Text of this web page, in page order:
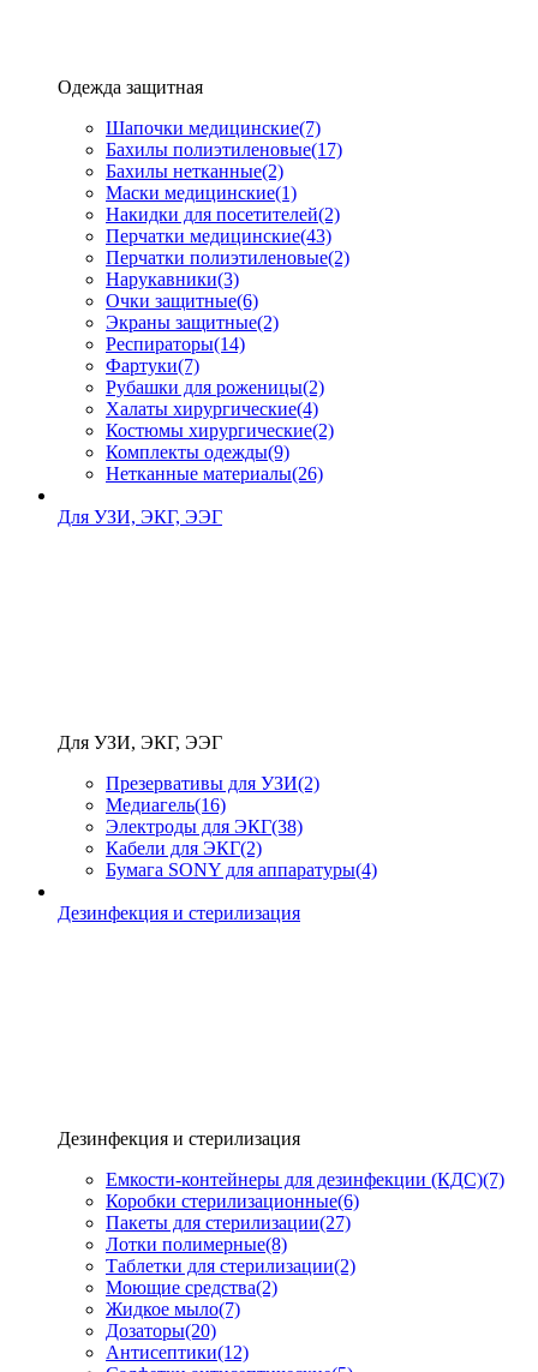
Одежда защитная
Шапочки медицинские(7)
Бахилы полиэтиленовые(17)
Бахилы нетканные(2)
Маски медицинские(1)
Накидки для посетителей(2)
Перчатки медицинские(43)
Перчатки полиэтиленовые(2)
Нарукавники(3)
Очки защитные(6)
Экраны защитные(2)
Рeспираторы(14)
Фартуки(7)
Рубашки для роженицы(2)
Халаты хирургические(4)
Костюмы хирургические(2)
Комплекты одежды(9)
Нетканные материалы(26)
Для УЗИ, ЭКГ, ЭЭГ
Для УЗИ, ЭКГ, ЭЭГ
Презервативы для УЗИ(2)
Медиагель(16)
Электроды для ЭКГ(38)
Кабели для ЭКГ(2)
Бумага SONY для аппаратуры(4)
Дезинфекция и стерилизация
Дезинфекция и стерилизация
Емкости-контейнеры для дезинфекции (КДС)(7)
Коробки стерилизационные(6)
Пакеты для стерилизации(27)
Лотки полимерные(8)
Таблетки для стерилизации(2)
Моющие средства(2)
Жидкое мыло(7)
Дозаторы(20)
Антисептики(12)